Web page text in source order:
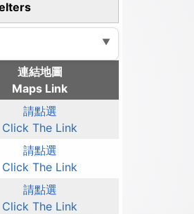
連結地圖
Maps Link
請點選
Click The Link
請點選
Click The Link
請點選
Click The Link